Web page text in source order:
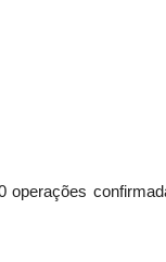
operações